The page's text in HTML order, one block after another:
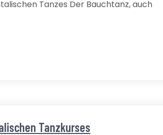
Tanzes Der Bauchtanz, auch
Tanzkurses